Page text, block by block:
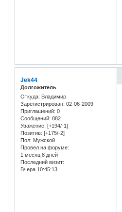
Jek44
Долгожитель
Откуда: Владимир
Зарегистрирован: 02-06-2009
Приглашений: 0
Сообщений: 882
Уважение: [+194/-1]
Позитив: [+175/-2]
Пол: Мужской
Провел на форуме:
1 месяц 8 дней
Последний визит:
Вчера 10:45:13